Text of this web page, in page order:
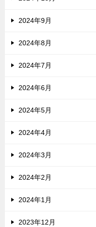
2024年9月
2024年8月
2024年7月
2024年6月
2024年5月
2024年4月
2024年3月
2024年2月
2024年1月
2023年12月